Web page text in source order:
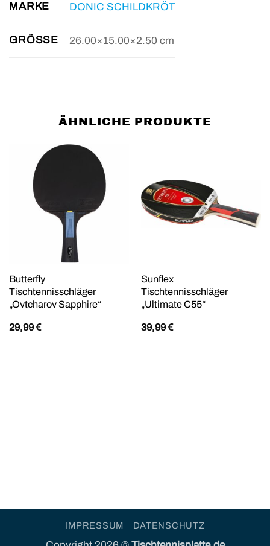
MARKE DONIC SCHILDKRÖT
GRÖSSE 26.00×15.00×2.50 cm
ÄHNLICHE PRODUKTE
Butterfly
Tischtennisschläger
„Ovtcharov Sapphire“
29,99€
Sunflex
Tischtennisschläger
„Ultimate C55“
39,99€
IMPRESSUM DATENSCHUTZ